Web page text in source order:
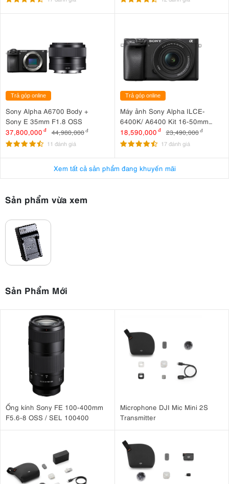
Trả góp online
Sony Alpha A6700 Body +
Sony E 35mm F1.8 OSS
37,800,000 đ 44,980,000đ
11 đánh giá
Trả góp online
Máy ảnh Sony Alpha ILCE-
6400K/ A6400 Kit 16-50mm
F3.5-5.6 OSS II
18,590,000 đ 23,490,000 đ
17 đánh giá
Xem tất cả sản phẩm đang khuyến mãi
Sản phẩm vừa xem
Sản Phẩm Mới
Ống kính Sony FE 100-400mm
F5.6-8 OSS / SEL 100400
Microphone DJI Mic Mini 2S
Transmitter